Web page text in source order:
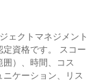
ェクトマネジメント
資格です。 スコー
）、時間、コス
ニケーション、リス